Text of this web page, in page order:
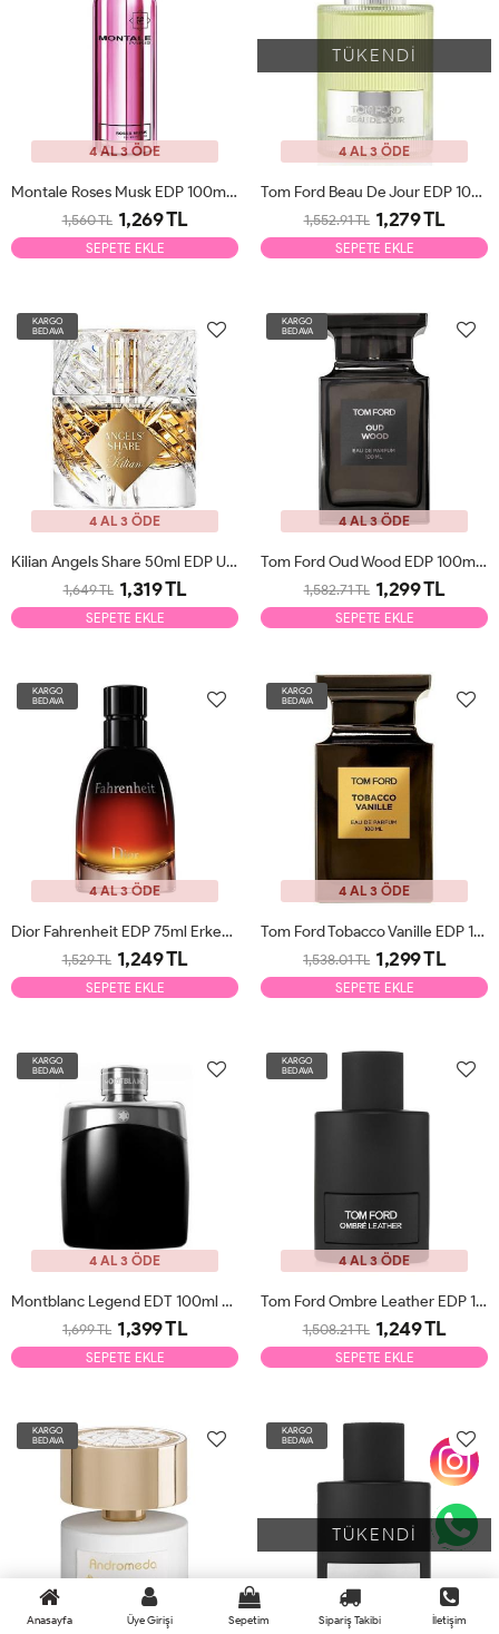
4 AL 3 ÖDE
Montale Roses Musk EDP 100ml Kadın Parfüm Tester
1,560 TL 1,269 TL
SEPETE EKLE
4 AL 3 ÖDE
TÜKENDİ
Tom Ford Beau De Jour EDP 100ml Erkek Parfüm Tester
1,552.91 TL 1,279 TL
SEPETE EKLE
KARGO
BEDAVA
4 AL 3 ÖDE
Kilian Angels Share 50ml EDP Unisex Parfüm Tester
1,649 TL 1,319 TL
SEPETE EKLE
KARGO
BEDAVA
4 AL 3 ÖDE
Tom Ford Oud Wood EDP 100ml Erkek Parfüm Tester
1,582.71 TL 1,299 TL
SEPETE EKLE
KARGO
BEDAVA
4 AL 3 ÖDE
Dior Fahrenheit EDP 75ml Erkek Parfüm Tester
1,529 TL 1,249 TL
SEPETE EKLE
KARGO
BEDAVA
4 AL 3 ÖDE
Tom Ford Tobacco Vanille EDP 100ml Erkek Parfüm Tester
1,538.01 TL 1,299 TL
SEPETE EKLE
KARGO
BEDAVA
4 AL 3 ÖDE
Montblanc Legend EDT 100ml Erkek Parfüm Tester
1,699 TL 1,399 TL
SEPETE EKLE
KARGO
BEDAVA
4 AL 3 ÖDE
Tom Ford Ombre Leather EDP 100ml Erkek Parfüm Tester
1,508.21 TL 1,249 TL
SEPETE EKLE
KARGO
BEDAVA
4 AL 3 ÖDE
KARGO
BEDAVA
4 AL 3 ÖDE
TÜKENDİ
Anasayfa Üye Girişi Sepetim Sipariş Takibi İletişim